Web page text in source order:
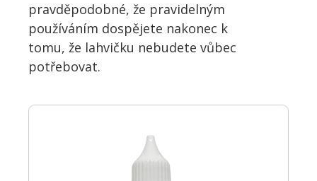
pravděpodobné, že pravidelným
používáním dospějete nakonec k
tomu, že lahvičku nebudete vůbec
potřebovat.